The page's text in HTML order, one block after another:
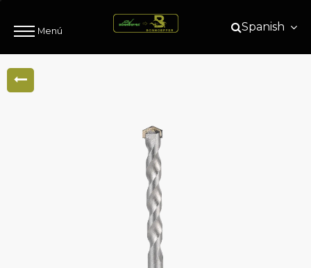
Menú Spanish